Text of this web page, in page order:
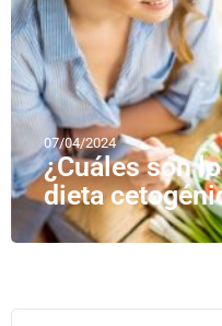
07/04/2024
¿Cuáles son
dieta